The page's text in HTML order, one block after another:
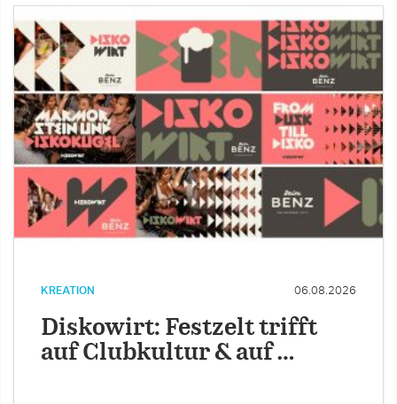
KREATION 06.08.2026
Diskowirt: Festzelt trifft
auf Clubkultur & auf …